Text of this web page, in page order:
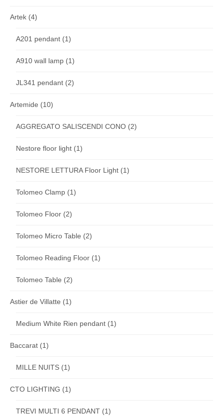
Artek (4)
A201 pendant (1)
A910 wall lamp (1)
JL341 pendant (2)
Artemide (10)
AGGREGATO SALISCENDI CONO (2)
Nestore floor light (1)
NESTORE LETTURA Floor Light (1)
Tolomeo Clamp (1)
Tolomeo Floor (2)
Tolomeo Micro Table (2)
Tolomeo Reading Floor (1)
Tolomeo Table (2)
Astier de Villatte (1)
Medium White Rien pendant (1)
Baccarat (1)
MILLE NUITS (1)
CTO LIGHTING (1)
TREVI MULTI 6 PENDANT (1)